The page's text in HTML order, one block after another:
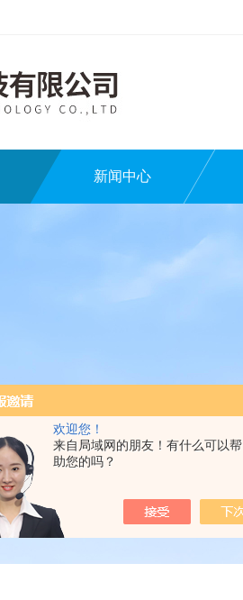
欢迎您！
来自局域网的朋友！有什么可以帮
助您的吗？
新闻中心